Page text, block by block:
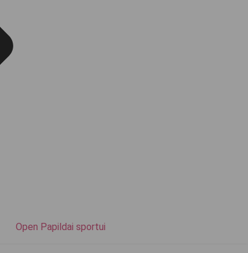
Open Papildai sportui